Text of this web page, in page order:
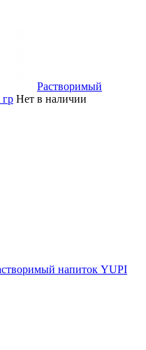
Растворимый
Нет в наличии
напиток YUPI